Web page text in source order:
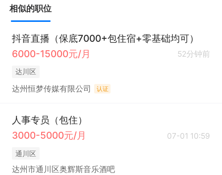
相似的职位
抖音直播（保底7000+包住宿+零基础均可）
6000-15000元/月
52分钟前
达川区
达州恒梦传媒有限公司 认证
人事专员（包住）
3000-5000元/月
07-01 10:59
通川区
达州市通川区奥辉斯音乐酒吧